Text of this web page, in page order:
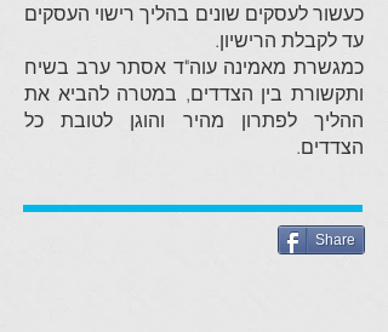
כעשור לעסקים שונים בהליך רישוי העסקים
עד לקבלת הרישיון.
כמגשרת מאמינה עוה"ד אסתר ערב בשיח
ותקשורת בין הצדדים, במטרה להביא את
ההליך לפתרון מהיר והוגן לטובת כל
הצדדים.
Share